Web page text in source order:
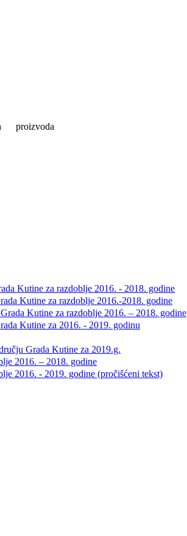
proizvoda
Kutine za razdoblje 2016. - 2018. godine
Kutine za razdoblje 2016.-2018. godine
Kutine za razdoblje 2016. – 2018. godine
Kutine za 2016. - 2019. godinu
Grada Kutine za 2019.g.
2016. – 2018. godine
2016. - 2019. godine (pročišćeni tekst)